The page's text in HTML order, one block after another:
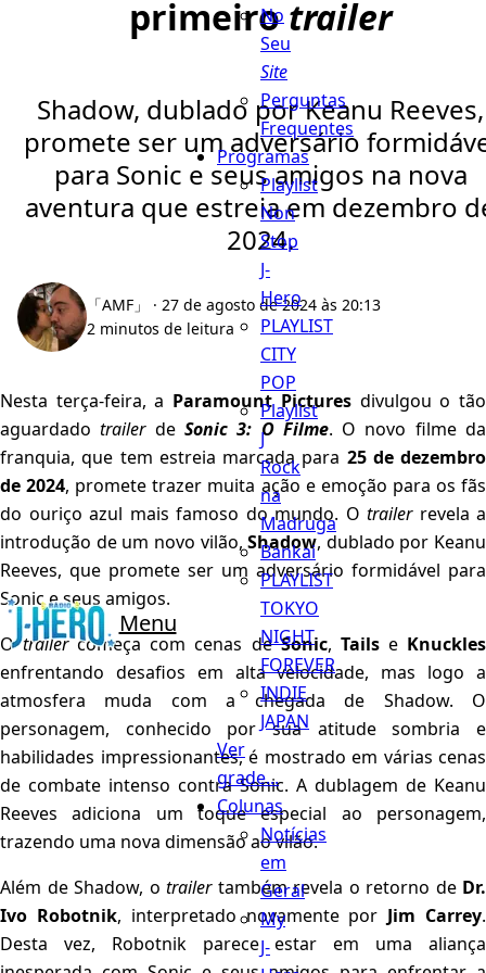
Menu
No
Seu
Site
Perguntas
Frequentes
Programas
Playlist
Non
Stop
J-
Hero
PLAYLIST
CITY
POP
Playlist
J
Rock
na
Madruga
Bankai
PLAYLIST
TOKYO
NIGHT
FOREVER
INDIE
JAPAN
Ver
grade...
Colunas
Notícias
em
Geral
My
J-
primeirotrailer
Shadow, dublado por Keanu Reeves,
promete ser um adversário
para Sonic e seus amigos na nova
aventura que estreia em dezembro
2024.
「AMF」
· 27 de agosto de 2024 às 20:13
2 minutos de leitura
Nesta terça-feira, a Paramount Picturesdivulgou o tão
aguardadotrailerde Sonic 3: O Filme. O novo filme da
franquia, que tem estreia marcada para 25 de dezembro
de 2024, promete trazer muita ação e emoção para os fãs
do ouriço azul mais famoso do mundo. O trailerrevela a
introdução de um novo vilão,Shadow, dublado por Keanu
Reeves, que promete ser um adversário formidável para
Sonic e seus amigos.
Otrailercomeça com cenas deSonic, Tailse Knuckles
enfrentando desafios em alta velocidade, mas logo a
atmosfera muda com a chegada de Shadow. O
personagem, conhecido por sua atitude sombria e
habilidades impressionantes, é mostrado em várias cenas
de combate intenso contra Sonic. A dublagem de Keanu
Reeves adiciona um toque especial ao personagem,
trazendo uma nova dimensão ao vilão.
Além de Shadow, o trailertambém revela o retorno de Dr.
Ivo Robotnik, interpretado novamente por Jim Carrey.
Desta vez, Robotnik parece estar em uma aliança